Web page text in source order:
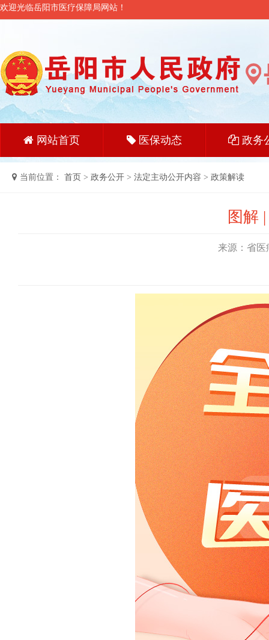
欢迎光临岳阳市医疗保障局网站！
网站首页 医保动态 政务
当前位置： 首页 > 政务公开 > 法定主动公开内容 > 政策解读
图解
来源：省医